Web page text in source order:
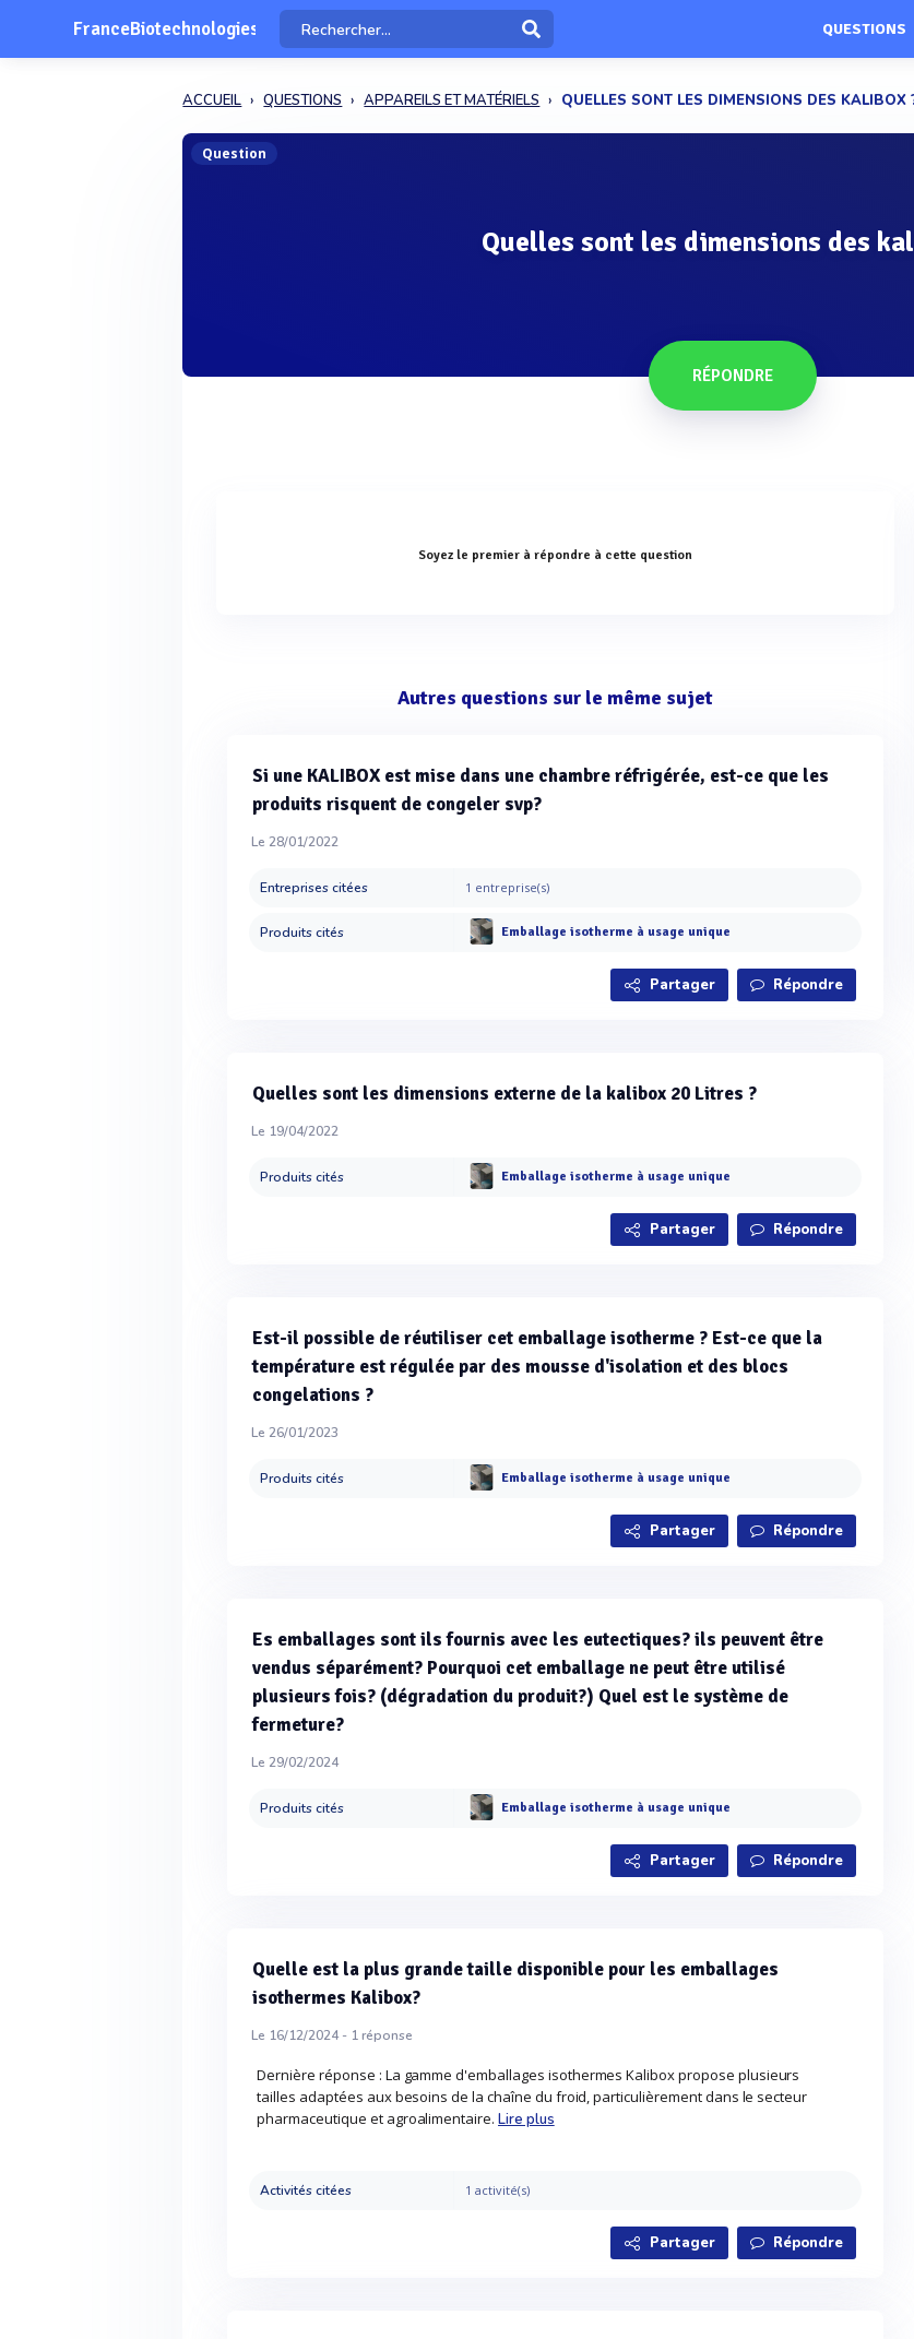
FranceBiotechnologies QUESTIONS
ACCUEIL QUESTIONS APPAREILS ET MATÉRIELS QUELLES SONT LES DIMENSIONS DES KALIBOX
Question
Quelles sont les dimensions des
RÉPONDRE
Soyez le premier à répondre à cette question
Autres questions sur le même sujet
Si une KALIBOX est mise dans une chambre réfrigérée, est-ce que les
produits risquent de congeler svp?
Le 28/01/2022
Entreprises citées 1 entreprise(s)
Produits cités Emballage isotherme à usage unique
Partager Répondre
Quelles sont les dimensions externe de la kalibox 20 Litres ?
Le 19/04/2022
Produits cités Emballage isotherme à usage unique
Partager Répondre
Est-il possible de réutiliser cet emballage isotherme ? Est-ce que la
température est régulée par des mousse d'isolation et des blocs
congelations ?
Le 26/01/2023
Produits cités Emballage isotherme à usage unique
Partager Répondre
Es emballages sont ils fournis avec les eutectiques? ils peuvent être
vendus séparément? Pourquoi cet emballage ne peut être utilisé
plusieurs fois? (dégradation du produit?) Quel est le système de
fermeture?
Le 29/02/2024
Produits cités Emballage isotherme à usage unique
Partager Répondre
Quelle est la plus grande taille disponible pour les emballages
isothermes Kalibox?
Le 16/12/2024 - 1réponse
Dernière réponse : La gamme d'emballages isothermes Kalibox propose plusieurs
tailles adaptées aux besoins de la chaîne du froid, particulièrement dans le secteur
pharmaceutique et agroalimentaire.Lire plus
Activités citées 1 activité(s)
Partager Répondre